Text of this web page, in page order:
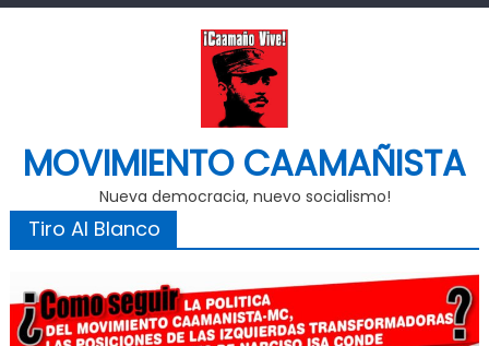
MOVIMIENTO CAAMAÑISTA
Nueva democracia, nuevo socialismo!
Tiro Al Blanco